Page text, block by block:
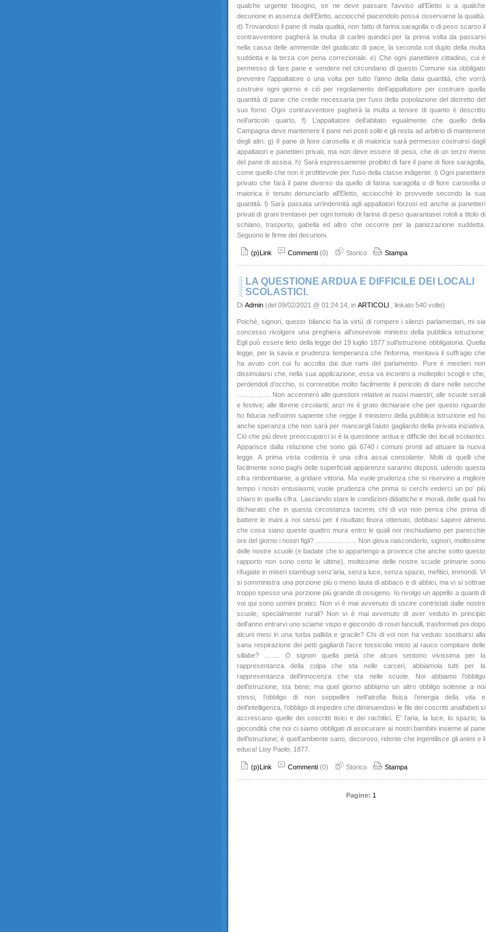
qualche urgente bisogno, se ne deve passare l’avviso all’Eletto o a qualche
decurione in assenza dell’Eletto, acciocché piacendolo possa osservarne la qualità.
d) Trovandosi il pane di mala qualità, non fatto di farina saragolla o di peso scarso il
contravventore pagherà la multa di carlini quindici per la prima volta da passarsi
nella cassa delle ammende del giudicato di pace, la seconda col duplo della multa
suddetta e la terza con pena correzionale. e) Che ogni panettiere cittadino, cui è
permesso di fare pane e vendere nel circondario di questo Comune sia obbligato
prevenire l’appaltatore o una volta per tutto l’anno della data quantità, che vorrà
costruire ogni giorno e ciò per regolamento dell’appaltatore per costruire quella
quantità di pane che crede necessaria per l’uso della popolazione del distretto del
suo forno. Ogni contravventore pagherà la multa a tenore di quanto è descritto
nell’articolo quarto. f) L’appaltatore dell’abitato egualmente che quello della
Campagna deve mantenere il pane nei posti soliti e gli resta ad arbitrio di mantenere
degli altri. g) Il pane di fiore carosella e di maiorica sarà permesso costruirsi dagli
appaltatori e panettieri privati, ma non deve essere di peso, che di un terzo meno
del pane di assisa. h) Sarà espressamente proibito di fare il pane di fiore saragolla,
come quello che non è profittevole per l’uso della classe indigente. i) Ogni panettiere
privato che farà il pane diverso da quello di farina saragolla o di fiore carosella o
maiorica è tenuto denunciarlo all’Eletto, acciocché lo provvede secondo la sua
quantità. l) Sarà passata un’indennità agli appaltatori forzosi ed anche ai panettieri
privati di grani trentasei per ogni tomolo di farina di peso quarantasei rotoli a titolo di
schiano, trasporto, gabella ed altro che occorre per la panizzazione suddetta.
Seguono le firme dei decurioni.
(p)Link Commenti (0) Storico Stampa
LA QUESTIONE ARDUA E DIFFICILE DEI LOCALI
SCOLASTICI.
Di Admin (del 09/02/2021 @ 01:24:14, in ARTICOLI , linkato 540 volte)
Poiché, signori, questo bilancio ha la virtù di rompere i silenzi parlamentari, mi sia
concesso rivolgere una preghiera all’onorevole ministro della pubblica istruzione.
Egli può essere lieto della legge del 19 luglio 1877 sull’istruzione obbligatoria. Quella
legge, per la savia e prudenza temperanza che l’informa, meritava il suffragio che
ha avuto con cui fu accolta dai due rami del parlamento. Pure è mestieri non
dissimularsi che, nella sua applicazione, essa va incontro a molteplici scogli e che,
perdendoli d’occhio, si correrebbe molto facilmente il pericolo di dare nelle secche
…………… Non accennerò alle questioni relative ai nuovi maestri; alle scuole serali
e festive; alle librerie circolanti; anzi mi è grato dichiarare che per questo riguardo
ho fiducia nell’uomo sapiente che regge il ministero della pubblica istruzione ed ho
anche speranza che non sarà per mancargli l’aiuto gagliardo della privata iniziativa.
Ciò che più deve preoccuparci si è la questione ardua e difficile dei locali scolastici.
Apparisce dalla relazione che sono già 6740 i comuni pronti ad attuare la nuova
legge. A prima vista codesta è una cifra assai consolante. Molti di quelli che
facilmente sono paghi delle superficiali apparenze saranno disposti, udendo questa
cifra rimbombante, a gridare vittoria. Ma vuole prudenza che si riservino a migliore
tempo i nostri entusiasmi; vuole prudenza che prima si cerchi vederci un po’ più
chiaro in quella cifra. Lasciando stare le condizioni didattiche e morali, delle quali ho
dichiarato che in questa circostanza tacerei, chi di voi non pensa che prima di
battere le mani a noi stessi per il risultato finora ottenuto, debbasi sapere almeno
che cosa siano queste quattro mura entro le quali noi rinchiudiamo per parecchie
ore del giorno i nostri figli? ……………… Non giova nasconderlo, signori, moltissime
delle nostre scuole (e badate che io appartengo a province che anche sotto questo
rapporto non sono certo le ultime), moltissime delle nostre scuole primarie sono
rifugiate in miseri stambugi senz’aria, senza luce, senza spazio, mefitici, immondi. Vi
si somministra una porzione più o meno lauta di abbaco e di abbici, ma vi si sottrae
troppo spesso una porzione più grande di ossigeno. Io rivolgo un appello a quanti di
voi qui sono uomini pratici. Non vi è mai avvenuto di uscire contristati dalle nostre
scuole, specialmente rurali? Non vi è mai avvenuto di aver veduto in principio
dell’anno entrarvi uno sciame vispo e giocondo di rosei fanciulli, trasformati poi dopo
alcuni mesi in una turba pallida e gracile? Chi di voi non ha veduto sostituirsi alla
sana respirazione dei petti gagliardi l’acre tossicolio misto al rauco compitare delle
sillabe? ……. O signori quella pietà che alcuni sentono vivissima per la
rappresentanza della colpa che sta nelle carceri, abbiamola tutti per la
rappresentanza dell’innocenza che sta nelle scuole. Noi abbiamo l’obbligo
dell’istruzione, sta bene; ma quel giorno abbiamo un altro obbligo solenne a noi
stessi, l’obbligo di non seppellire nell’atrofia fisica l’energia della vita e
dell’intelligenza, l’obbligo di impedire che diminuendosi le file dei coscritti analfabeti si
accrescano quelle dei coscritti tisici e dei rachitici. E’ l’aria, la luce, lo spazio, la
giocondità che noi ci siamo obbligati di assicurare ai nostri bambini insieme al pane
dell’istruzione; è quell’ambiente sano, decoroso, ridente che ingentilisce gli animi e li
educa! Lioy Paolo, 1877.
(p)Link Commenti (0) Storico Stampa
Pagine: 1